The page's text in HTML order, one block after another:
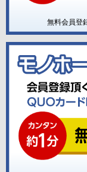
無料会員登